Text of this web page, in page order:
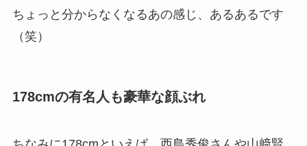
ちょっと分からなくなるあの感じ、あるあるです
（笑）
178cmの有名人も豪華な顔ぶれ